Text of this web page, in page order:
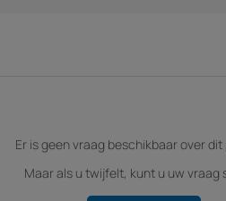
Er is geen vraag beschikbaar over
Maar als u twijfelt, kunt u uw vraag